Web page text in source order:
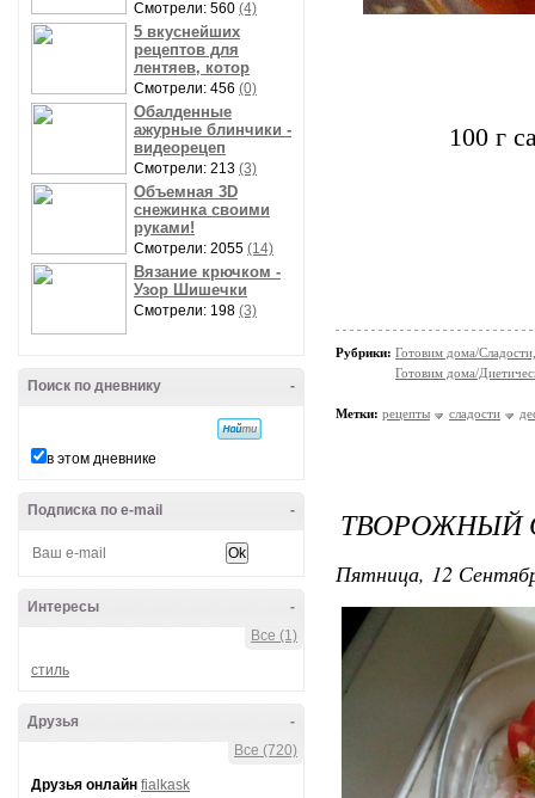
Смотрели: 560 (4)
5 вкуснейших
рецептов для
лентяев, котор
Смотрели: 456 (0)
Обалденные
ажурные блинчики -
видеорецеп
Смотрели: 213 (3)
Объемная 3D
снежинка своими
руками!
Смотрели: 2055 (14)
Вязание крючком -
Узор Шишечки
Смотрели: 198 (3)
-
Поиск по дневнику
в этом дневнике
-
Подписка по e-mail
-
Интересы
Все (1)
стиль
-
Друзья
Все (720)
Друзья онлайн fialkask
100 г
Рубрики: Готовим дома/
Готовим дома/
Метки: рецепты сладости
ТВОРОЖНЫЙ
Пятница, 12